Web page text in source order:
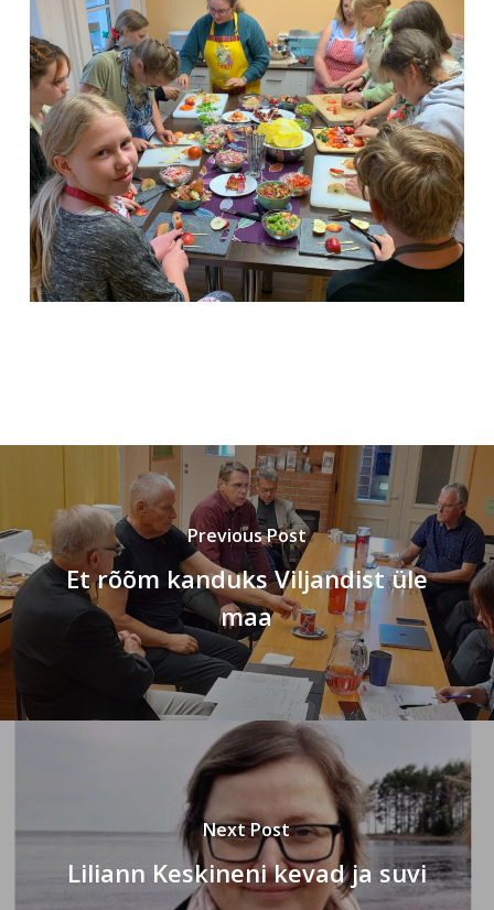
Previous Post
Et rõõm kanduks Viljandist üle
maa
Next Post
Liliann Keskineni kevad ja suvi